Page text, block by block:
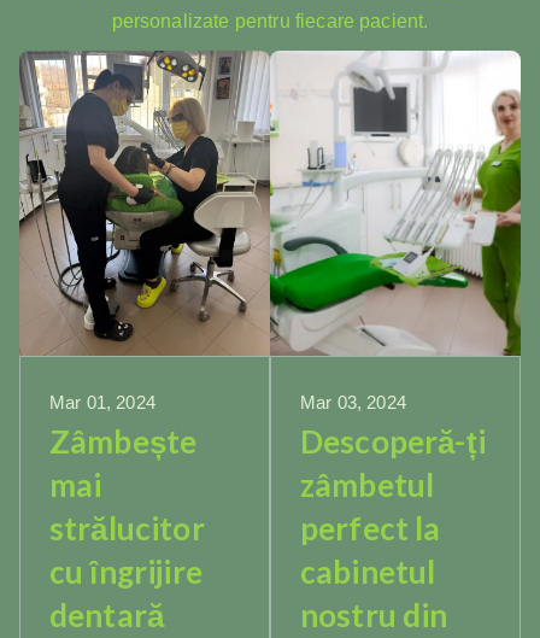
personalizate pentru fiecare pacient.
Mar 01, 2024
Zâmbește
mai
strălucitor
cu îngrijire
dentară
Mar 03, 2024
Descoperă-ți
zâmbetul
perfect la
cabinetul
nostru din